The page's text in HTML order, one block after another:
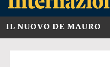
IL NUOVO DE MAURO